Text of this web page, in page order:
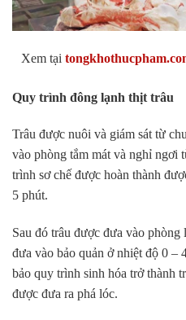
Xem tại
Quy trình đông lạnh thịt trâu
Trâu được nuôi và giám sát từ
vào phòng tắm mát và nghỉ ngơi
trình sơ chế được hoàn thành
5 phút.
Sau đó trâu được đưa vào phòng
đưa vào bảo quản ở nhiệt độ 0 –
bảo quy trình sinh hóa trở thành
được đưa ra phá lóc.